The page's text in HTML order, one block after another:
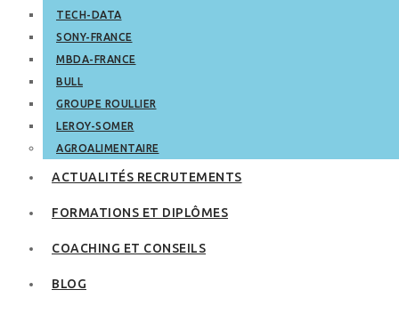
TECH-DATA
SONY-FRANCE
MBDA-FRANCE
BULL
GROUPE ROULLIER
LEROY-SOMER
AGROALIMENTAIRE
ACTUALITÉS RECRUTEMENTS
FORMATIONS ET DIPLÔMES
COACHING ET CONSEILS
BLOG